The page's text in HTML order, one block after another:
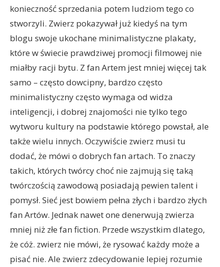
konieczność sprzedania potem ludziom tego co
stworzyli. Zwierz pokazywał już kiedyś na tym
blogu swoje ukochane minimalistyczne plakaty,
które w świecie prawdziwej promocji filmowej nie
miałby racji bytu. Z fan Artem jest mniej więcej tak
samo – często dowcipny, bardzo często
minimalistyczny często wymaga od widza
inteligencji, i dobrej znajomości nie tylko tego
wytworu kultury na podstawie którego powstał, ale
także wielu innych. Oczywiście zwierz musi tu
dodać, że mówi o dobrych fan artach. To znaczy
takich, których twórcy choć nie zajmują się taką
twórczością zawodową posiadają pewien talent i
pomysł. Sieć jest bowiem pełna złych i bardzo złych
fan Artów. Jednak nawet one denerwują zwierza
mniej niż złe fan fiction. Przede wszystkim dlatego,
że cóż. zwierz nie mówi, że rysować każdy może a
pisać nie. Ale zwierz zdecydowanie lepiej rozumie